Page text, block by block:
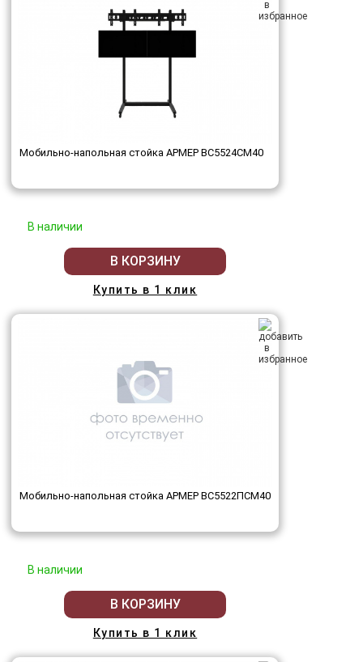
Мобильно-напольная стойка АРМЕР ВС5524СМ40
В наличии
В КОРЗИНУ
Купить в 1 клик
Мобильно-напольная стойка АРМЕР ВС5522ПСМ40
В наличии
В КОРЗИНУ
Купить в 1 клик